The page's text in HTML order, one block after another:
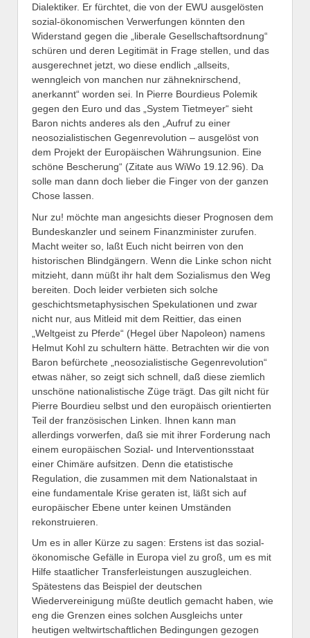
Dialektiker. Er fürchtet, die von der EWU ausgelösten
sozial-ökonomischen Verwerfungen könnten den
Widerstand gegen die „liberale Gesellschaftsordnung“
schüren und deren Legitimät in Frage stellen, und das
ausgerechnet jetzt, wo diese endlich „allseits,
wenngleich von manchen nur zähneknirschend,
anerkannt“ worden sei. In Pierre Bourdieus Polemik
gegen den Euro und das „System Tietmeyer“ sieht
Baron nichts anderes als den „Aufruf zu einer
neosozialistischen Gegenrevolution – ausgelöst von
dem Projekt der Europäischen Währungsunion. Eine
schöne Bescherung“ (Zitate aus WiWo 19.12.96). Da
solle man dann doch lieber die Finger von der ganzen
Chose lassen.
Nur zu! möchte man angesichts dieser Prognosen dem
Bundeskanzler und seinem Finanzminister zurufen.
Macht weiter so, laßt Euch nicht beirren von den
historischen Blindgängern. Wenn die Linke schon nicht
mitzieht, dann müßt ihr halt dem Sozialismus den Weg
bereiten. Doch leider verbieten sich solche
geschichtsmetaphysischen Spekulationen und zwar
nicht nur, aus Mitleid mit dem Reittier, das einen
„Weltgeist zu Pferde“ (Hegel über Napoleon) namens
Helmut Kohl zu schultern hätte. Betrachten wir die von
Baron befürchete „neosozialistische Gegenrevolution“
etwas näher, so zeigt sich schnell, daß diese ziemlich
unschöne nationalistische Züge trägt. Das gilt nicht für
Pierre Bourdieu selbst und den europäisch orientierten
Teil der französischen Linken. Ihnen kann man
allerdings vorwerfen, daß sie mit ihrer Forderung nach
einem europäischen Sozial- und Interventionsstaat
einer Chimäre aufsitzen. Denn die etatistische
Regulation, die zusammen mit dem Nationalstaat in
eine fundamentale Krise geraten ist, läßt sich auf
europäischer Ebene unter keinen Umständen
rekonstruieren.
Um es in aller Kürze zu sagen: Erstens ist das sozial-
ökonomische Gefälle in Europa viel zu groß, um es mit
Hilfe staatlicher Transferleistungen auszugleichen.
Spätestens das Beispiel der deutschen
Wiedervereinigung müßte deutlich gemacht haben, wie
eng die Grenzen eines solchen Ausgleichs unter
heutigen weltwirtschaftlichen Bedingungen gezogen